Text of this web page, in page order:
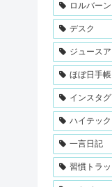
ロルバー
デスク
ジュース
ほぼ日手帳
インスタ
ハイテック
一言日記
習慣トラ